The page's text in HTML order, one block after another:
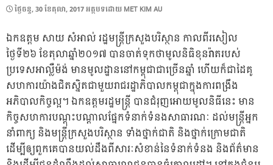
POSTED
ថ្ងៃ​ចន្ទ, 30 ខែ​តុលា, 2017អត្ថបទដោយ MET KIM AU
ឯកឧត្តម សាយ សំអាល់ រដ្ឋមន្រ្តីក្រសួងបរិស្ថាន កាលពីរសៀល
ថ្ងៃទី២៦ ខែតុលាឆ្នាំ២០១៧ បានចាត់ទុកថាមូលនិធិខុនរ៉ាតរបស់
ប្រទេសអាល្លឺម៉ង់ មានមូលដ្ឋាននៅកម្ពុជាជាច្រើនឆ្នាំ ហើយក៏ជាដៃគូ
សហការយ៉ាងជិតស្និតជាមួយរាជរដ្ឋាភិបាលកម្ពុជាក្នុងការពង្រឹង
អភិបាលកិច្ចល្អ។ ឯកឧត្តមរដ្ឋមន្រ្តី បានជំរុញអោយមូលនិធីនេះ មាន
កិច្ចសហការបណ្តុះបណ្តាលផ្នែកទំនាក់ទំនងសាធារណៈ ដល់មន្ត្រីអ្នក
នាំពាក្យ និងមន្រ្តីក្រសួងបរិស្ថាន ទាំងថ្នាក់ជាតិ និងថ្នាក់ក្រោមជាតិ
ដើម្បីឲ្យពួកគេបានយល់ដឹងពីសារៈសំខាន់នៃទំនាក់ទំនង និងព័ត៌មាន